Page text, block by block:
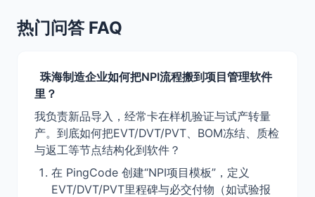
热门问答 FAQ
珠海制造企业如何把NPI流程搬到项目管理软件
里？
我负责新品导入，经常卡在样机验证与试产转量
产。到底如何把EVT/DVT/PVT、BOM冻结、质检
与返工等节点结构化到软件？
在 PingCode 创建“NPI项目模板”，定义
EVT/DVT/PVT里程碑与必交付物（如试验报